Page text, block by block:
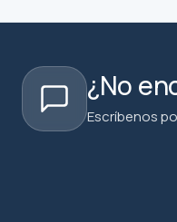
¿No
Escríbenos